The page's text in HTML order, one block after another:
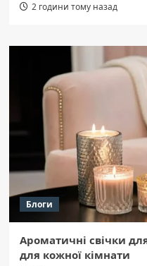
2 години тому назад
Блоги
Ароматичні свічки
для кожної кімнати